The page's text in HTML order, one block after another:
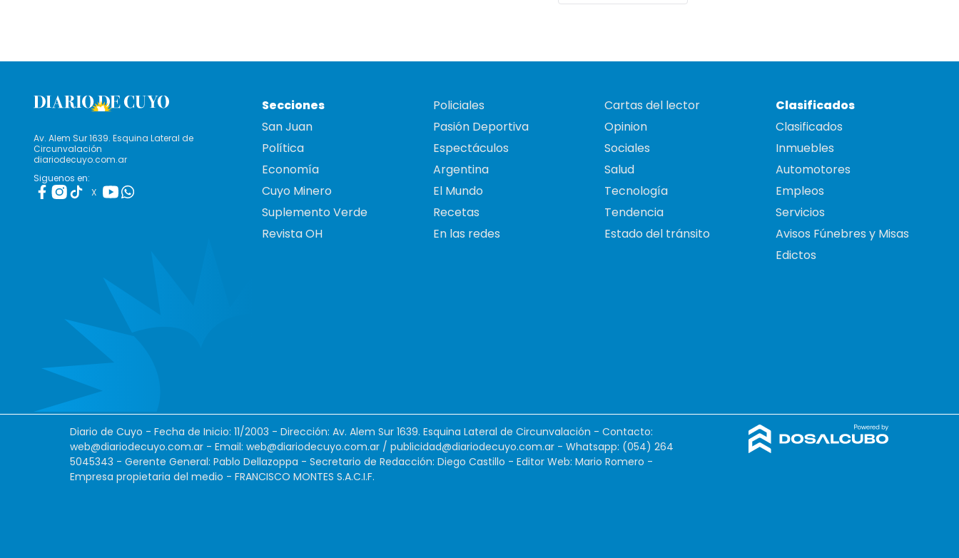
Av. Alem Sur 1639. Esquina Lateral de
Circunvalación
diariodecuyo.com.ar
Siguenos en:
X
Secciones
San Juan
Política
Economía
Cuyo Minero
Suplemento Verde
Revista OH
Policiales
Pasión Deportiva
Espectáculos
Argentina
El Mundo
Recetas
En las redes
Cartas del lector
Opinion
Sociales
Salud
Tecnología
Tendencia
Estado del tránsito
Clasificados
Clasificados
Inmuebles
Automotores
Empleos
Servicios
Avisos Fúnebres y Misas
Edictos
Diario de Cuyo - Fecha de Inicio: 11/2003 - Dirección: Av. Alem Sur 1639. Esquina Lateral de Circunvalación - Contacto:
web@diariodecuyo.com.ar - Email: web@diariodecuyo.com.ar / publicidad@diariodecuyo.com.ar - Whatsapp: (054) 264
5045343 - Gerente General: Pablo Dellazoppa - Secretario de Redacción: Diego Castillo - Editor Web: Mario Romero -
Empresa propietaria del medio - FRANCISCO MONTES S.A.C.I.F.